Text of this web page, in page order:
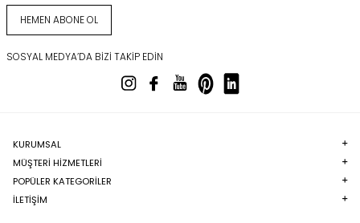
HEMEN ABONE OL
SOSYAL MEDYA’DA BIZI TAKIP EDIN
KURUMSAL
MÜŞTERI HIZMETLERI
POPÜLER KATEGORILER
İLETİŞİM